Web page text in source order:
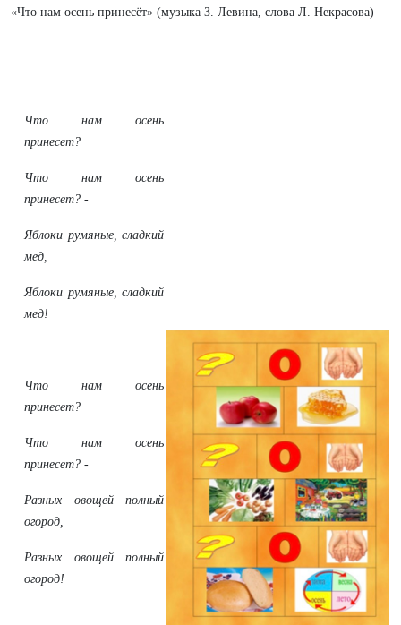
«Что нам осень принесёт» (музыка З. Левина, слова Л. Некрасова)
Что нам осень
принесет?
Что нам осень
принесет? -
Яблоки румяные, сладкий
мед,
Яблоки румяные, сладкий
мед!
Что нам осень
принесет?
Что нам осень
принесет? -
Разных овощей полный
огород,
Разных овощей полный
огород!